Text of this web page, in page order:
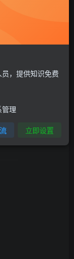
不得将上述内容
下载后的24个小
方网站购买并得到
，提供知识免费
理
立即设置